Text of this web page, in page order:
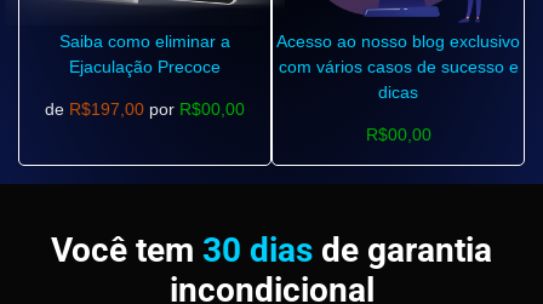
Saiba como eliminar a
Ejaculação Precoce
de R$197,00 por R$00,00
Acesso ao nosso blog exclusivo
com vários casos de sucesso e
dicas
R$00,00
Você tem 30 dias de garantia
incondicional